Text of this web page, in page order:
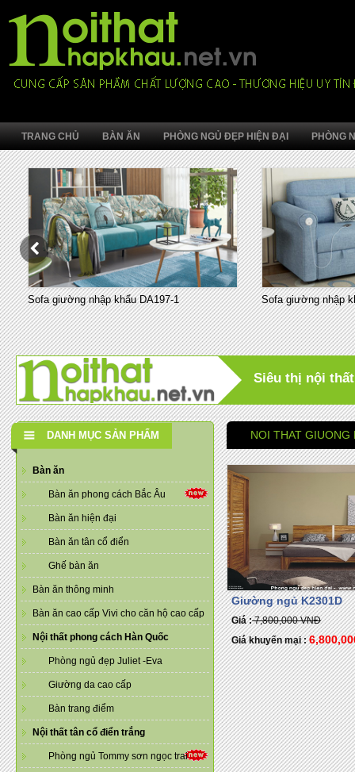
TRANG CHỦ BÀN ĂN PHÒNG NGỦ ĐẸP HIỆN ĐẠI PHÒNG
Sofa giường nhập khẩu DA197-1 Sofa giường nhập
Siêu thị nội
DANH MỤC SẢN PHẨM
Bàn ăn
Bàn ăn phong cách Bắc Âu
Bàn ăn hiện đại
Bàn ăn tân cổ điển
Ghế bàn ăn
Bàn ăn thông minh
Bàn ăn cao cấp Vivi cho căn hộ cao cấp
Nội thất phong cách Hàn Quốc
Phòng ngủ đẹp Juliet -Eva
Giường da cao cấp
Bàn trang điểm
Nội thất tân cổ điển trắng
Phòng ngủ Tommy sơn ngọc trai
NOI THAT GIUONG
Giường ngủ K2301D
Giá :7,800,000 VNĐ
Giá khuyến mại :